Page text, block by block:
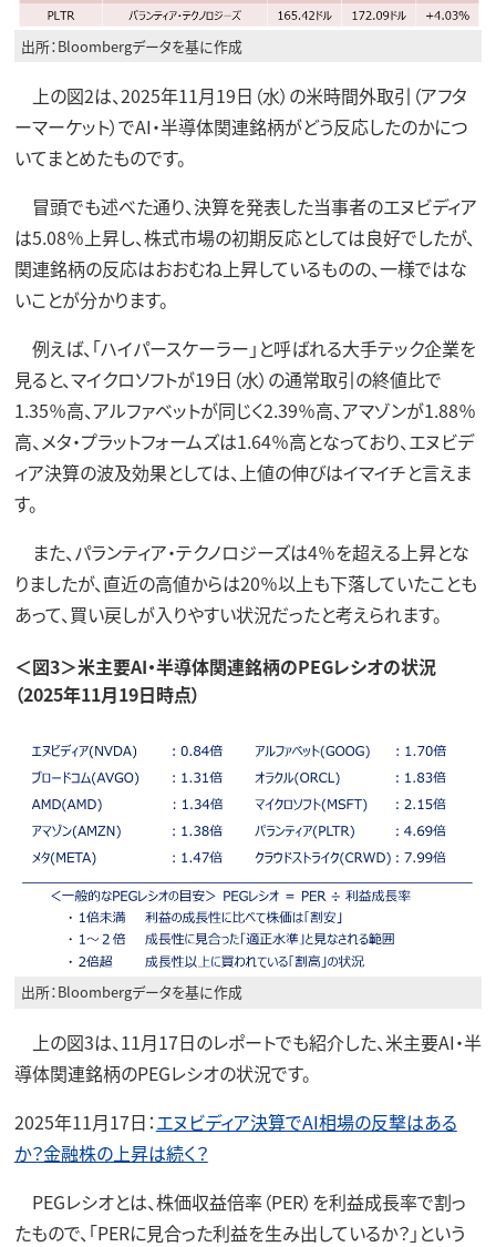
出所：Bloombergデータを基に作成
上の図2は、2025年11月19日（水）の米時間外取引（アフタ
ーマーケット）でAI・半導体関連銘柄がどう反応したのかにつ
いてまとめたものです。
冒頭でも述べた通り、決算を発表した当事者のエヌビディア
は5.08％上昇し、株式市場の初期反応としては良好でしたが、
関連銘柄の反応はおおむね上昇しているものの、一様ではな
いことが分かります。
例えば、「ハイパースケーラー」と呼ばれる大手テック企業を
見ると、マイクロソフトが19日（水）の通常取引の終値比で
1.35％高、アルファベットが同じく2.39％高、アマゾンが1.88％
高、メタ・プラットフォームズは1.64％高となっており、エヌビデ
ィア決算の波及効果としては、上値の伸びはイマイチと言えま
す。
また、パランティア・テクノロジーズは4％を超える上昇とな
りましたが、直近の高値からは20％以上も下落していたことも
あって、買い戻しが入りやすい状況だったと考えられます。
＜図3＞米主要AI・半導体関連銘柄のPEGレシオの状況
（2025年11月19日時点）
出所：Bloombergデータを基に作成
上の図3は、11月17日のレポートでも紹介した、米主要AI・半
導体関連銘柄のPEGレシオの状況です。
2025年11月17日：エヌビディア決算でAI相場の反撃はある
か？金融株の上昇は続く？
PEGレシオとは、株価収益倍率（PER）を利益成長率で割っ
たもので、「PERに見合った利益を生み出しているか？」という